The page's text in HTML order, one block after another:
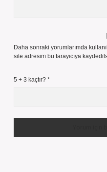
Daha sonraki yorumlarımda
site adresim bu tarayıcıya
5 + 3 kaçtır? *